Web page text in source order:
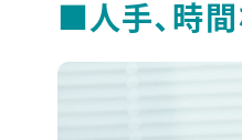
人手、時